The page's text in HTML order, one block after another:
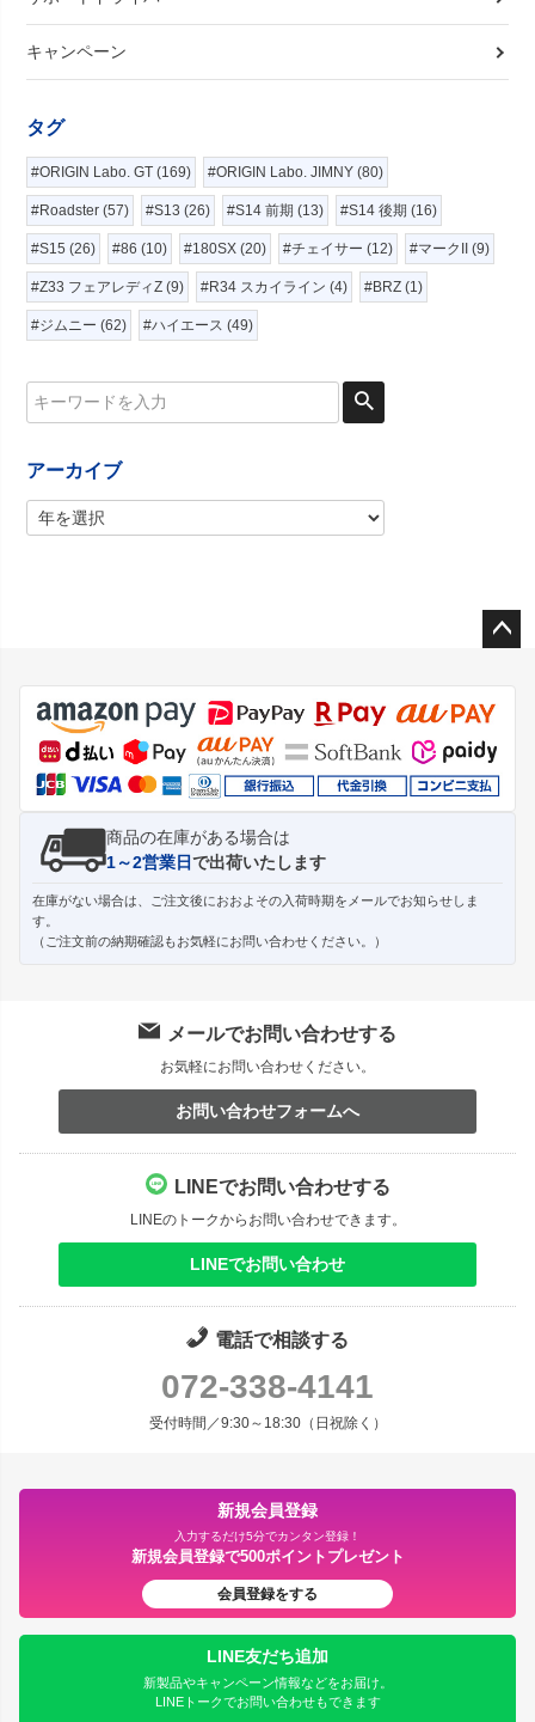
キャンペーン
タグ
#ORIGIN Labo. GT (169) #ORIGIN Labo. JIMNY (80)
#Roadster (57) #S13 (26) #S14 前期 (13) #S14 後期 (16)
#S15 (26) #86 (10) #180SX (20) #チェイサー (12) #マークII (9)
#Z33 フェアレディZ (9) #R34 スカイライン (4) #BRZ (1)
#ジムニー (62) #ハイエース (49)
アーカイブ
ジト
ップ
へ
商品の在庫がある場合は
1～2営業日で出荷いたします
在庫がない場合は、ご注文後におおよその入荷時期をメールでお知らせしま
す。
（ご注文前の納期確認もお気軽にお問い合わせください。）
メールでお問い合わせする
お気軽にお問い合わせください。
お問い合わせフォームへ
LINEでお問い合わせする
LINEのトークからお問い合わせできます。
LINEでお問い合わせ
電話で相談する
072-338-4141
受付時間／9:30～18:30（日祝除く）
新規会員登録
入力するだけ5分でカンタン登録！
新規会員登録で500ポイントプレゼント
会員登録をする
LINE友だち追加
新製品やキャンペーン情報などをお届け。
LINEトークでお問い合わせもできます